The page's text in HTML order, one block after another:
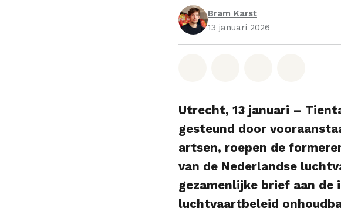
Bram Karst
13 januari 2026
Utrecht, 13 januari –
gesteund door
artsen, roepen de
van de Nederlandse
gezamenlijke brief aan
luchtvaartbeleid